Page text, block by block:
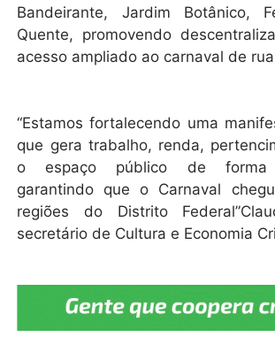
Bandeirante, Jardim Botânico,
Quente, promovendo
acesso ampliado ao carnaval de
“Estamos fortalecendo uma
que gera trabalho, renda,
o espaço público de forma
garantindo que o Carnaval
regiões do Distrito
secretário de Cultura e Economia